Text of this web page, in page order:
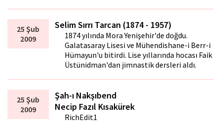
25 Şub
2009
Selim Sırrı Tarcan (1874 - 1957)
1874 yılında Mora Yenişehir'de doğdu.
Galatasaray Lisesi ve Mühendishane-i Berr-i
Hümayun'u bitirdi. Lise yıllarında hocası Faik
Üstünidman'dan jimnastik dersleri aldı.
25 Şub
2009
Şah-ı Nakşıbend
Necip Fazıl Kısakürek
RichEdit1